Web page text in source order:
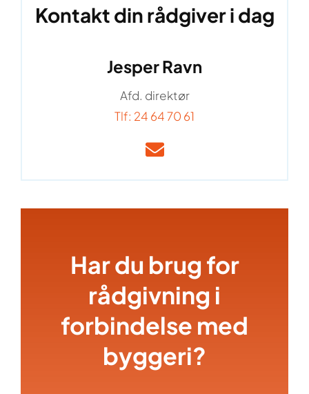
Kontakt din rådgiver i dag
Jesper Ravn
Afd. direktør
Tlf: 24 64 70 61
Har du brug for
rådgivning i
forbindelse med
byggeri?